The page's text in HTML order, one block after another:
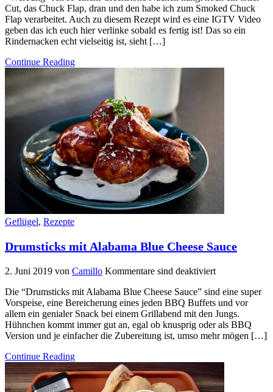
Cut, das Chuck Flap, dran und den habe ich zum Smoked Chuck
Flap verarbeitet. Auch zu diesem Rezept wird es eine IGTV Video
geben das ich euch hier verlinke sobald es fertig ist! Das so ein
Rindernacken echt vielseitig ist, sieht […]
Continue Reading
Geflügel, Rezepte
Drumsticks mit Alabama Blue Cheese Sauce
2. Juni 2019 von Camillo Kommentare sind deaktiviert
Die “Drumsticks mit Alabama Blue Cheese Sauce” sind eine super
Vorspeise, eine Bereicherung eines jeden BBQ Buffets und vor
allem ein genialer Snack bei einem Grillabend mit den Jungs.
Hühnchen kommt immer gut an, egal ob knusprig oder als BBQ
Version und je einfacher die Zubereitung ist, umso mehr mögen […]
Continue Reading